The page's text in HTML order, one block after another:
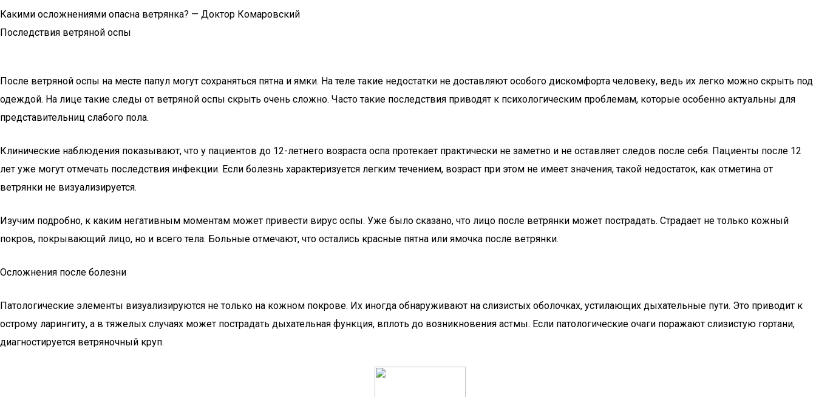
Какими осложнениями опасна ветрянка? — Доктор Комаровский
Последствия ветряной оспы
После ветряной оспы на месте папул могут сохраняться пятна и ямки. На теле такие недостатки не доставляют особого дискомфорта человеку, ведь их легко можно скрыть под
одеждой. На лице такие следы от ветряной оспы скрыть очень сложно. Часто такие последствия приводят к психологическим проблемам, которые особенно актуальны для
представительниц слабого пола.
Клинические наблюдения показывают, что у пациентов до 12-летнего возраста оспа протекает практически не заметно и не оставляет следов после себя. Пациенты после 12
лет уже могут отмечать последствия инфекции. Если болезнь характеризуется легким течением, возраст при этом не имеет значения, такой недостаток, как отметина от
ветрянки не визуализируется.
Изучим подробно, к каким негативным моментам может привести вирус оспы. Уже было сказано, что лицо после ветрянки может пострадать. Страдает не только кожный
покров, покрывающий лицо, но и всего тела. Больные отмечают, что остались красные пятна или ямочка после ветрянки.
Осложнения после болезни
Патологические элементы визуализируются не только на кожном покрове. Их иногда обнаруживают на слизистых оболочках, устилающих дыхательные пути. Это приводит к
острому ларингиту, а в тяжелых случаях может пострадать дыхательная функция, вплоть до возникновения астмы. Если патологические очаги поражают слизистую гортани,
диагностируется ветряночный круп.